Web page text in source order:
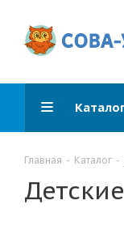
Главная - Каталог -